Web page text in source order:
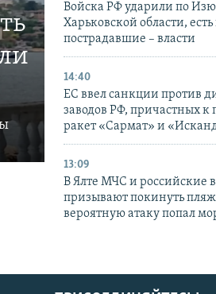
Войска РФ ударили по
Харьковской области,
пострадавшие – власти
14:40
ЕС ввел санкции против
заводов РФ, причастных к
ракет «Сармат» и
13:09
В Ялте МЧС и российские
призывают покинуть
вероятную атаку попал